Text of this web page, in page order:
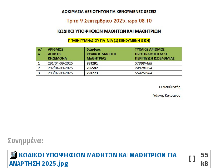
Συνημμένα:
ΚΩΔΙΚΟΙ ΥΠΟΨΗΦΙΩΝ ΜΑΘΗΤΩΝ ΚΑΙ ΜΑΘΗΤΡΙΩΝ ΓΙΑ
ΑΝΑΡΤΗΣΗ 2025.jpg
[ ]
55
kB